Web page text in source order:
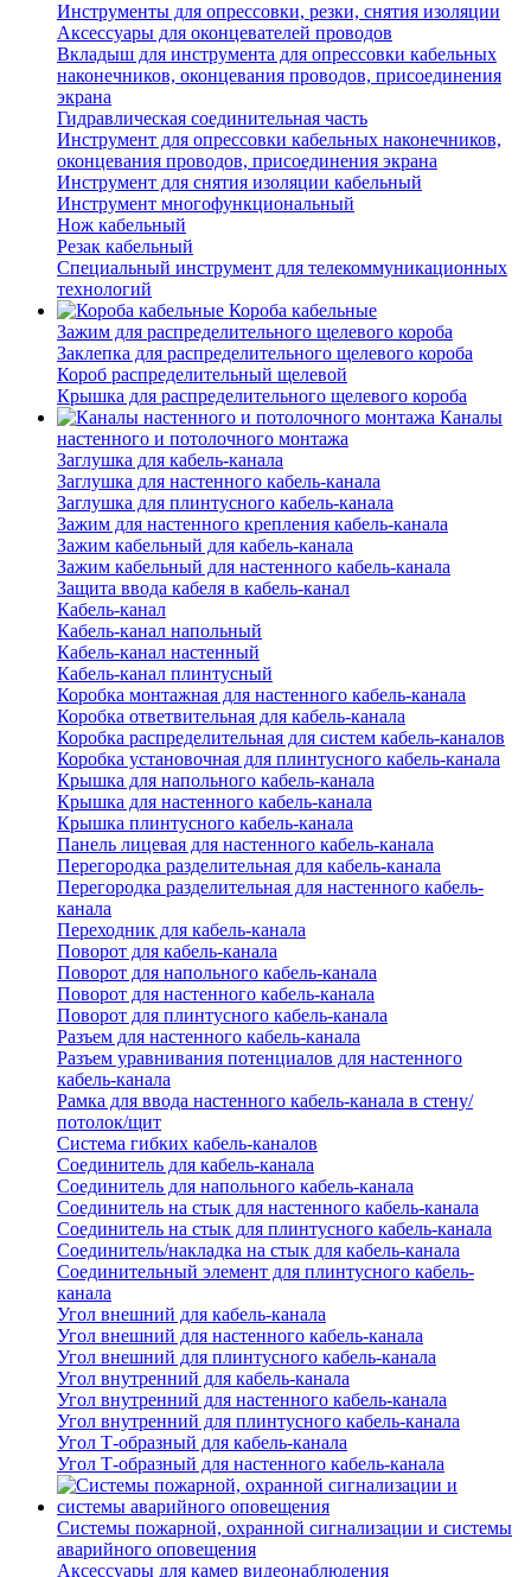
Инструменты для опрессовки, резки, снятия изоляции
Аксессуары для оконцевателей проводов
Вкладыш для инструмента для опрессовки кабельных
наконечников, оконцевания проводов, присоединения
экрана
Гидравлическая соединительная часть
Инструмент для опрессовки кабельных наконечников,
оконцевания проводов, присоединения экрана
Инструмент для снятия изоляции кабельный
Инструмент многофункциональный
Нож кабельный
Резак кабельный
Специальный инструмент для телекоммуникационных
технологий
Короба кабельные
Зажим для распределительного щелевого короба
Заклепка для распределительного щелевого короба
Короб распределительный щелевой
Крышка для распределительного щелевого короба
Каналы
настенного и потолочного монтажа
Заглушка для кабель-канала
Заглушка для настенного кабель-канала
Заглушка для плинтусного кабель-канала
Зажим для настенного крепления кабель-канала
Зажим кабельный для кабель-канала
Зажим кабельный для настенного кабель-канала
Защита ввода кабеля в кабель-канал
Кабель-канал
Кабель-канал напольный
Кабель-канал настенный
Кабель-канал плинтусный
Коробка монтажная для настенного кабель-канала
Коробка ответвительная для кабель-канала
Коробка распределительная для систем кабель-каналов
Коробка установочная для плинтусного кабель-канала
Крышка для напольного кабель-канала
Крышка для настенного кабель-канала
Крышка плинтусного кабель-канала
Панель лицевая для настенного кабель-канала
Перегородка разделительная для кабель-канала
Перегородка разделительная для настенного кабель-
канала
Переходник для кабель-канала
Поворот для кабель-канала
Поворот для напольного кабель-канала
Поворот для настенного кабель-канала
Поворот для плинтусного кабель-канала
Разъем для настенного кабель-канала
Разъем уравнивания потенциалов для настенного
кабель-канала
Рамка для ввода настенного кабель-канала в стену/
потолок/щит
Система гибких кабель-каналов
Соединитель для кабель-канала
Соединитель для напольного кабель-канала
Соединитель на стык для настенного кабель-канала
Соединитель на стык для плинтусного кабель-канала
Соединитель/накладка на стык для кабель-канала
Соединительный элемент для плинтусного кабель-
канала
Угол внешний для кабель-канала
Угол внешний для настенного кабель-канала
Угол внешний для плинтусного кабель-канала
Угол внутренний для кабель-канала
Угол внутренний для настенного кабель-канала
Угол внутренний для плинтусного кабель-канала
Угол Т-образный для кабель-канала
Угол Т-образный для настенного кабель-канала
Системы пожарной, охранной сигнализации и системы
аварийного оповещения
Аксессуары для камер видеонаблюдения